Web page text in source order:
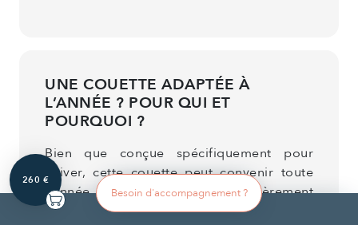
260 €
UNE COUETTE ADAPTÉE À
L’ANNÉE ? POUR QUI ET
POURQUOI ?
Bien que conçue spécifiquement pour
l'hiver, cette couette peut convenir toute
l'année aux personnes particulièrement
frileuses vivant dans des régions aux hivers
Besoin d'accompagnement ?